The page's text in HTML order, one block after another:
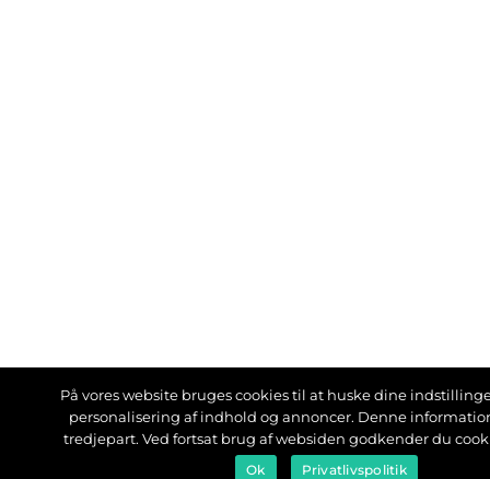
På vores website bruges cookies til at huske dine
personalisering af indhold og annoncer. Denne
tredjepart. Ved fortsat brug af websiden godkender du
Ok Privatlivspolitik